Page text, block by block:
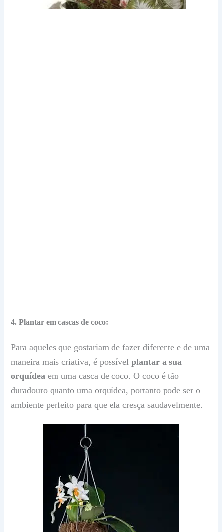
4. Plantar em cascas de coco:
Para aqueles que gostariam de fazer diferente e de uma
maneira mais criativa, é possívelplantar a sua
orquídea em uma casca de coco.O coco é tão
duradouro quanto uma orquídea, portanto pode ser o
ambiente perfeito para que ela cresça saudavelmente.